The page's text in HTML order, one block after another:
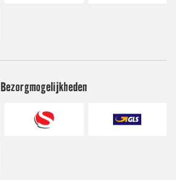
Bezorgmogelijkheden